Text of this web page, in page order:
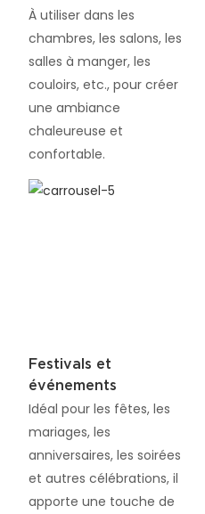
À utiliser dans les
chambres, les salons, les
salles à manger, les
couloirs, etc., pour créer
une ambiance
chaleureuse et
confortable.
Festivals et
événements
Idéal pour les fêtes, les
mariages, les
anniversaires, les soirées
et autres célébrations, il
apporte une touche de